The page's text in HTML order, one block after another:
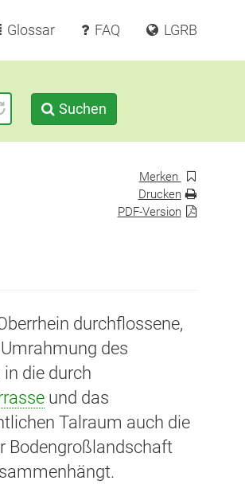
Glossar FAQ LGRB
Suchen
Merken
Drucken
PDF-Version
durchflossene,
des
die durch
und das
Talraum auch die
Bodengroßlandschaft